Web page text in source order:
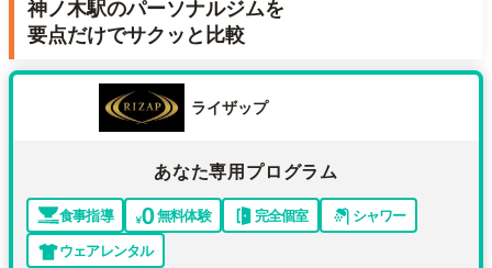
神ノ木駅のパーソナルジムを
要点だけでサクッと比較
ライザップ
あなた専用プログラム
食事指導 無料体験 完全個室
シャワー
ウェアレンタル